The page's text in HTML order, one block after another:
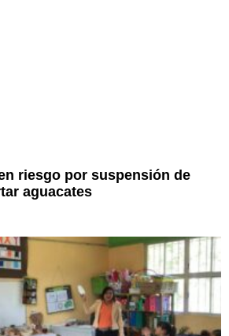
riesgo por suspensión de
aguacates